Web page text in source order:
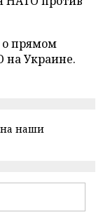
о прямом
на Украине.
наши